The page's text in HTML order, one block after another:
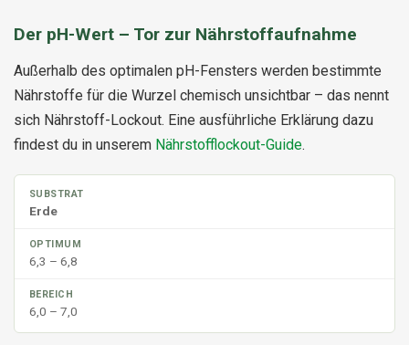
Der pH-Wert – Tor zur Nährstoffaufnahme
Außerhalb des optimalen pH-Fensters werden bestimmte
Nährstoffe für die Wurzel chemisch unsichtbar – das nennt
sich Nährstoff-Lockout. Eine ausführliche Erklärung dazu
findest du in unserem Nährstofflockout-Guide.
Erde
6,3 – 6,8
6,0 – 7,0